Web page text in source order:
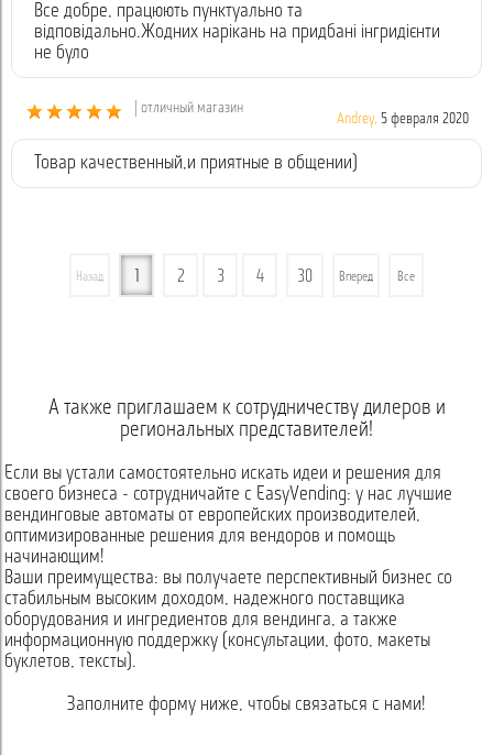
Все добре, працюють пунктуально та
відповідально.Жодних нарікань на придбані інгридієнти
не було
| отличный магазин
Andrey, 5 февраля 2020
Товар качественный,и приятные в общении)
Назад 2 3 4 30 Вперед Все
А также приглашаем к сотрудничеству дилеров и
региональных представителей!
Если вы устали самостоятельно искать идеи и решения для
своего бизнеса - сотрудничайте с EasyVending: у нас лучшие
вендинговые автоматы от европейских производителей,
оптимизированные решения для вендоров и помощь
начинающим!
Ваши преимущества: вы получаете перспективный бизнес со
стабильным высоким доходом, надежного поставщика
оборудования и ингредиентов для вендинга, а также
информационную поддержку (консультации, фото, макеты
буклетов, тексты).
Заполните форму ниже, чтобы связаться с нами!